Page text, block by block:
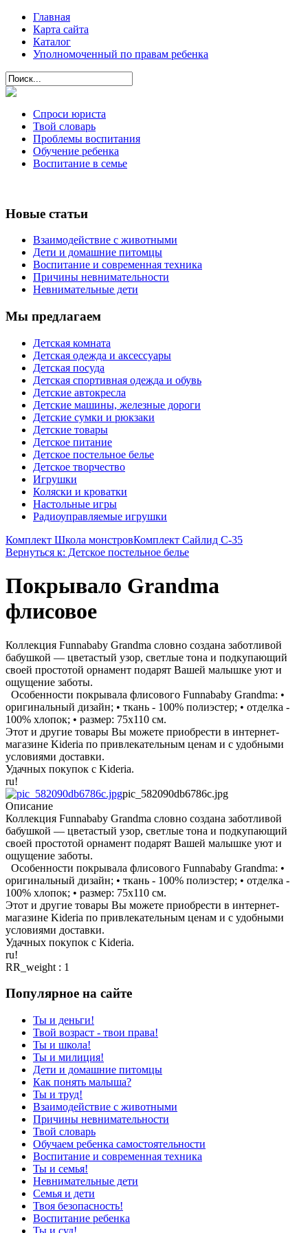
Главная
Карта сайта
Каталог
Уполномоченный по правам ребенка
Спроси юриста
Твой словарь
Проблемы воспитания
Обучение ребенка
Воспитание в семье
Новые статьи
Взаимодействие с животными
Дети и домашние питомцы
Воспитание и современная техника
Причины невнимательности
Невнимательные дети
Мы предлагаем
Детская комната
Детская одежда и аксессуары
Детская посуда
Детская спортивная одежда и обувь
Детские автокресла
Детские машины, железные дороги
Детские сумки и рюкзаки
Детские товары
Детское питание
Детское постельное белье
Детское творчество
Игрушки
Коляски и кроватки
Настольные игры
Радиоуправляемые игрушки
Комплект Школа монстровКомплект Сайлид С-35
Вернуться к: Детское постельное белье
Покрывало Grandma
флисовое
Коллекция Funnababy Grandma словно создана заботливой
бабушкой — цветастый узор, светлые тона и подкупающий
своей простотой орнамент подарят Вашей малышке уют и
ощущение заботы.
Особенности покрывала флисового Funnababy Grandma: •
оригинальный дизайн; • ткань - 100% полиэстер; • отделка -
100% хлопок; • размер: 75x110 см.
Этот и другие товары Вы можете приобрести в интернет-
магазине Kideria по привлекательным ценам и с удобными
условиями доставки.
Удачных покупок с Kideria.
ru!
pic_582090db6786c.jpg
Описание
Коллекция Funnababy Grandma словно создана заботливой
бабушкой — цветастый узор, светлые тона и подкупающий
своей простотой орнамент подарят Вашей малышке уют и
ощущение заботы.
Особенности покрывала флисового Funnababy Grandma: •
оригинальный дизайн; • ткань - 100% полиэстер; • отделка -
100% хлопок; • размер: 75x110 см.
Этот и другие товары Вы можете приобрести в интернет-
магазине Kideria по привлекательным ценам и с удобными
условиями доставки.
Удачных покупок с Kideria.
ru!
RR_weight : 1
Популярное на сайте
Ты и деньги!
Твой возраст - твои права!
Ты и школа!
Ты и милиция!
Дети и домашние питомцы
Как понять малыша?
Ты и труд!
Взаимодействие с животными
Причины невнимательности
Твой словарь
Обучаем ребенка самостоятельности
Воспитание и современная техника
Ты и семья!
Невнимательные дети
Семья и дети
Твоя безопасность!
Воспитание ребенка